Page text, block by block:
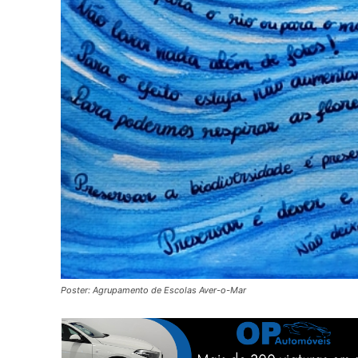
Poster: Agrupamento de Escolas Aver-o-Mar